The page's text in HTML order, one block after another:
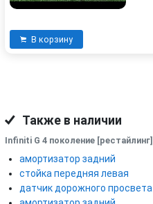
В корзину
Также в наличии
Infiniti G 4 поколение [рестайлинг]
амортизатор задний
стойка передняя левая
датчик дорожного просвета